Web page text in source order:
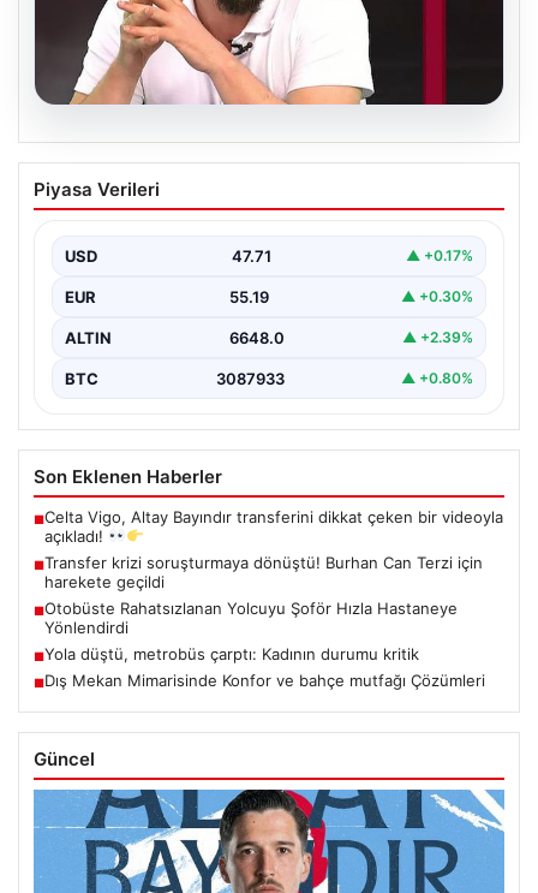
Transfer krizi soruşturmaya dönüştü!
Burhan Can Terzi için harekete geçildi
Piyasa Verileri
USD 47.71 ▲ +0.17%
EUR 55.19 ▲ +0.30%
ALTIN 6648.0 ▲ +2.39%
BTC 3087933 ▲ +0.80%
Son Eklenen Haberler
■Celta Vigo, Altay Bayındır transferini dikkat çeken bir videoyla
açıkladı!
■Transfer krizi soruşturmaya dönüştü! Burhan Can Terzi için
harekete geçildi
■Otobüste Rahatsızlanan Yolcuyu Şoför Hızla Hastaneye
Yönlendirdi
■Yola düştü, metrobüs çarptı: Kadının durumu kritik
■Dış Mekan Mimarisinde Konfor ve bahçe mutfağı Çözümleri
Güncel